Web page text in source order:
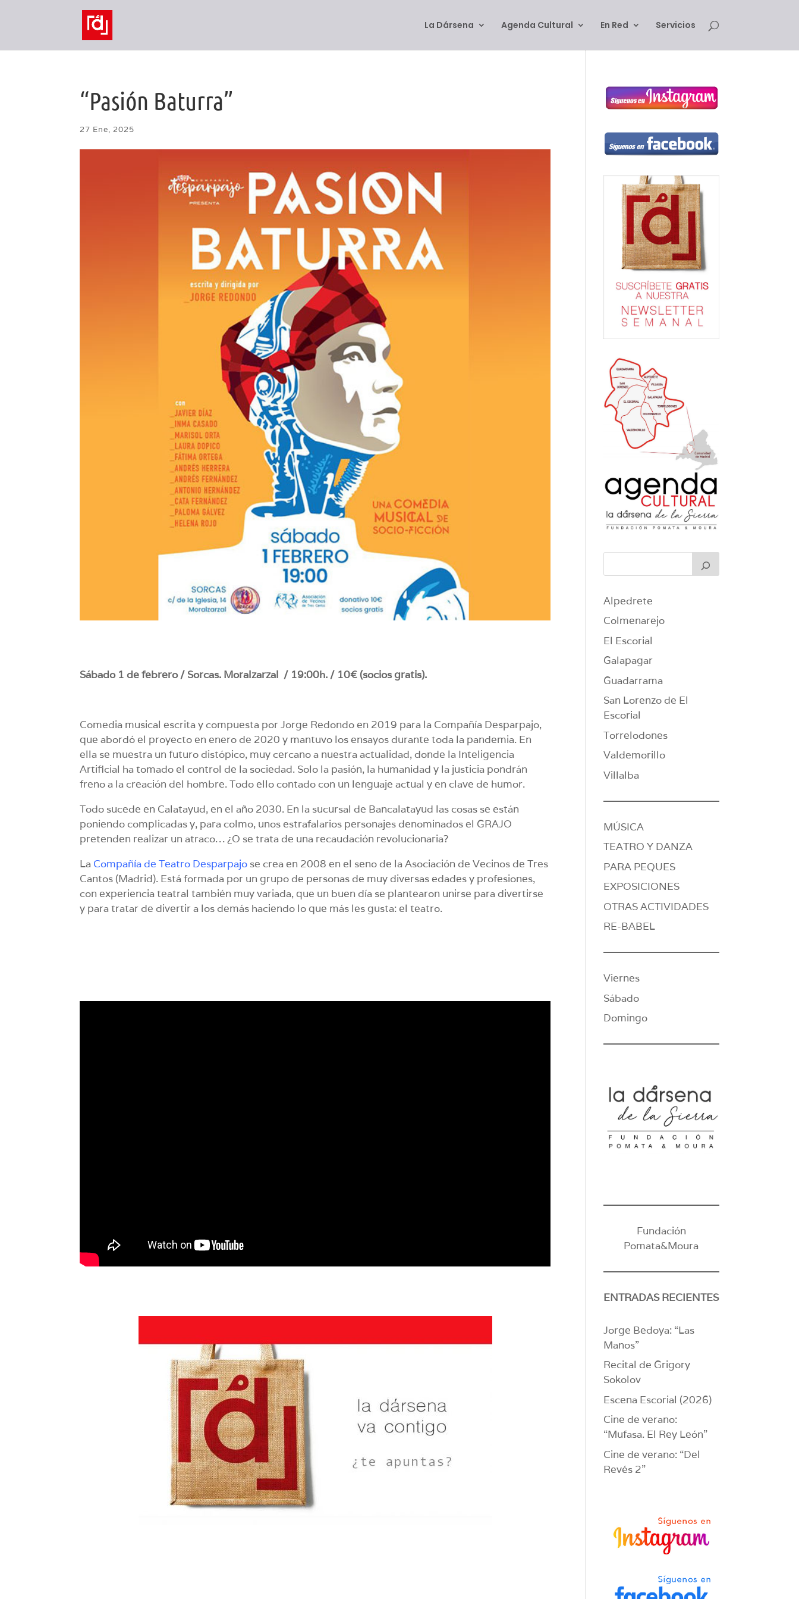
La Dársena Agenda Cultural En Red Servicios
“Pasión Baturra”
27 Ene, 2025
Sábado 1 de febrero / Sorcas. Moralzarzal / 19:00h. / 10€ (socios gratis).
Comedia musical escrita y compuesta por Jorge Redondo en 2019 para la Compañía Desparpajo,
que abordó el proyecto en enero de 2020 y mantuvo los ensayos durante toda la pandemia. En
ella se muestra un futuro distópico, muy cercano a nuestra actualidad, donde la Inteligencia
Artificial ha tomado el control de la sociedad. Solo la pasión, la humanidad y la justicia pondrán
freno a la creación del hombre. Todo ello contado con un lenguaje actual y en clave de humor.
Todo sucede en Calatayud, en el año 2030. En la sucursal de Bancalatayud las cosas se están
poniendo complicadas y, para colmo, unos estrafalarios personajes denominados el GRAJO
pretenden realizar un atraco… ¿O se trata de una recaudación revolucionaria?
La Compañía de Teatro Desparpajo se crea en 2008 en el seno de la Asociación de Vecinos de Tres
Cantos (Madrid). Está formada por un grupo de personas de muy diversas edades y profesiones,
con experiencia teatral también muy variada, que un buen día se plantearon unirse para divertirse
y para tratar de divertir a los demás haciendo lo que más les gusta: el teatro.
Alpedrete
Colmenarejo
El Escorial
Galapagar
Guadarrama
San Lorenzo de El
Escorial
Torrelodones
Valdemorillo
Villalba
MÚSICA
TEATRO Y DANZA
PARA PEQUES
EXPOSICIONES
OTRAS ACTIVIDADES
RE-BABEL
Viernes
Sábado
Domingo
Fundación
Pomata&Moura
ENTRADAS RECIENTES
Jorge Bedoya: “Las
Manos”
Recital de Grigory
Sokolov
Escena Escorial (2026)
Cine de verano:
“Mufasa. El Rey León”
Cine de verano: “Del
Revés 2”